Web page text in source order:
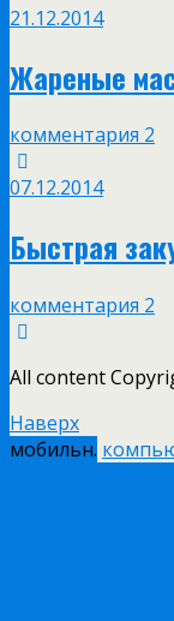
21.12.2014
Жареные
комментария 2
07.12.2014
Быстрая
комментария 2
All content
Наверх
мобильн.